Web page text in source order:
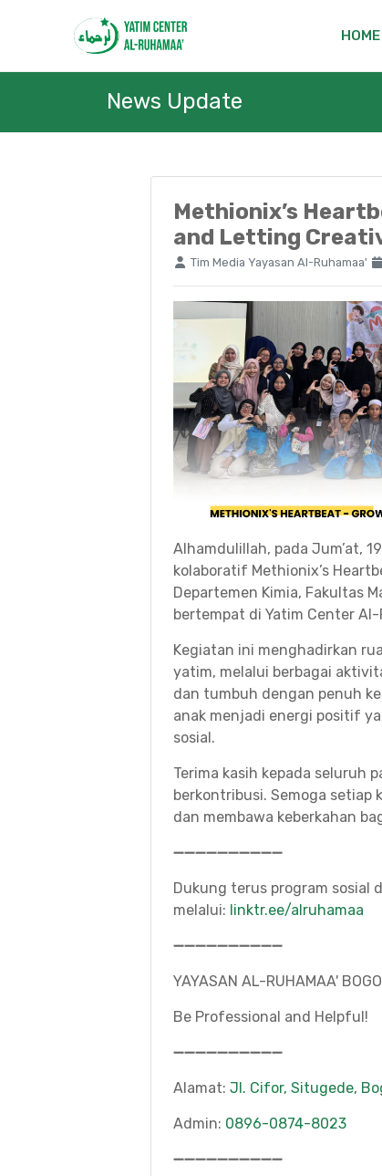
HOME
News Update
Methionix’s
and Letting
Tim Media Yayasan Al-Ruhamaa'
Alhamdulillah, pada Jum’at,
kolaboratif Methionix’s
Departemen Kimia, Fakultas
bertempat di Yatim Center Al-
Kegiatan ini menghadirkan
yatim, melalui berbagai
dan tumbuh dengan penuh
anak menjadi energi positif
sosial.
Terima kasih kepada seluruh
berkontribusi. Semoga setiap
dan membawa keberkahan
➖➖➖➖➖➖➖➖➖➖
Dukung terus program sosial
melalui: linktr.ee/alruhamaa
➖➖➖➖➖➖➖➖➖➖
YAYASAN AL-RUHAMAA'
Be Professional and Helpful!
➖➖➖➖➖➖➖➖➖➖
Alamat: Jl. Cifor, Situgede,
Admin: 0896-0874-8023
➖➖➖➖➖➖➖➖➖➖